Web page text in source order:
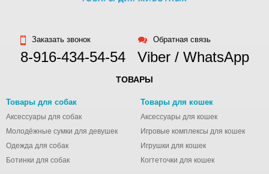
Заказать звонок
8-916-434-54-54
Обратная связь
Viber / WhatsApp
ТОВАРЫ
Товары для собак
Аксессуары для собак
Молодёжные сумки для девушек
Одежда для собак
Ботинки для собак
Товары для кошек
Аксессуары для кошек
Игровые комплексы для кошек
Игрушки для кошек
Когтеточки для кошек